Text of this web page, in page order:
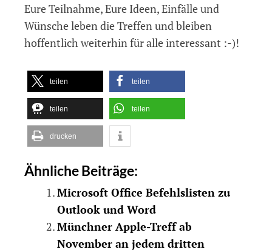
Eure Teilnahme, Eure Ideen, Einfälle und
Wünsche leben die Treffen und bleiben
hoffentlich weiterhin für alle interessant :-)!
teilen teilen
teilen teilen
drucken
Ähnliche Beiträge:
Microsoft Office Befehlslisten zu
Outlook und Word
Münchner Apple-Treff ab
November an jedem dritten